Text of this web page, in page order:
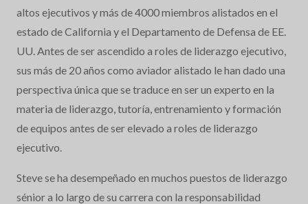
altos ejecutivos y más de 4000 miembros alistados en el
estado de California y el Departamento de Defensa de EE.
UU. Antes de ser ascendido a roles de liderazgo ejecutivo,
sus más de 20 años como aviador alistado le han dado una
perspectiva única que se traduce en ser un experto en la
materia de liderazgo, tutoría, entrenamiento y formación
de equipos antes de ser elevado a roles de liderazgo
ejecutivo.
Steve se ha desempeñado en muchos puestos de liderazgo
sénior a lo largo de su carrera con la responsabilidad